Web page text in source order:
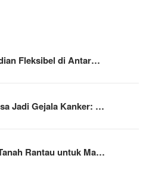
Fleksibel di Antar…
Jadi Gejala Kanker: …
Rantau untuk Ma…